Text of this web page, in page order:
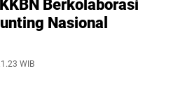
Berkolaborasi
Nasional
WIB